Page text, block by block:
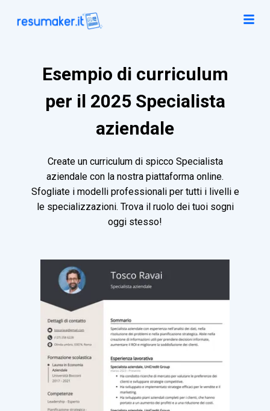
Esempio di curriculum
per il 2025 Specialista
aziendale
Create un curriculum di spicco Specialista
aziendale con la nostra piattaforma online.
Sfogliate i modelli professionali per tutti i livelli e
le specializzazioni. Trova il ruolo dei tuoi sogni
oggi stesso!